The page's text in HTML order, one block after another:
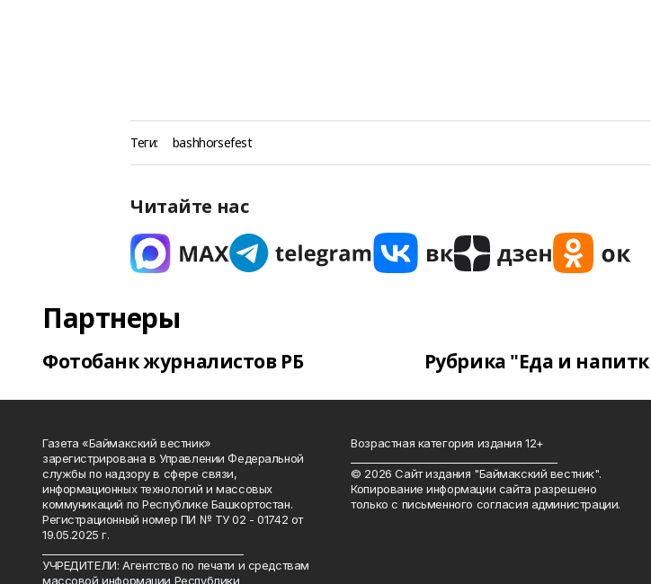
Теги: bashhorsefest
Читайте нас
Партнеры
Фотобанк журналистов РБ Рубрика "Еда и
Газета «Баймакский вестник»
зарегистрирована в Управлении Федеральной
службы по надзору в сфере связи,
информационных технологий и массовых
коммуникаций по Республике Башкортостан.
Регистрационный номер ПИ № ТУ 02 - 01742 от
19.05.2025 г.
УЧРЕДИТЕЛИ: Агентство по печати и средствам
массовой информации Республики
Возрастная категория издания 12+
© 2026 Сайт издания "Баймакский вестник".
Копирование информации сайта разрешено
только с письменного согласия администрации.